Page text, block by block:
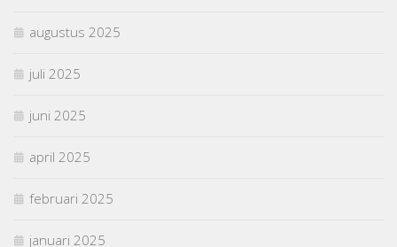
augustus 2025
juli 2025
juni 2025
april 2025
februari 2025
januari 2025